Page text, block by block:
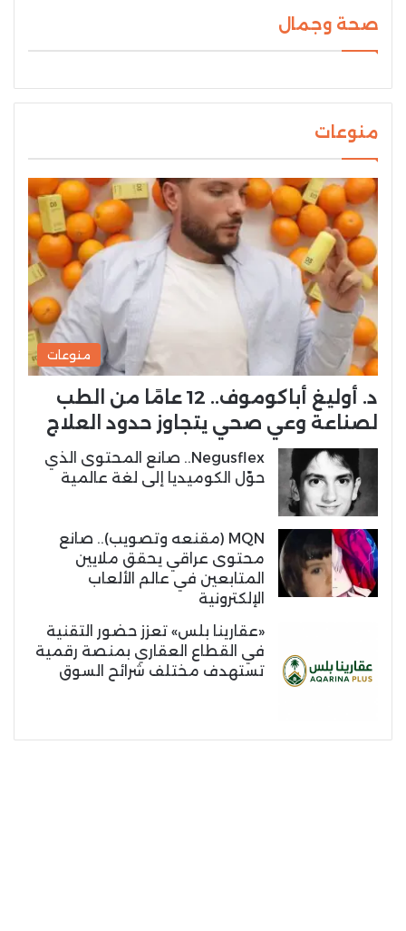
صحة وجمال
منوعات
منوعات
د. أوليغ أباكوموف.. 12 عامًا من الطب
لصناعة وعي صحي يتجاوز حدود العلاج
Negusflex.. صانع المحتوى الذي
حوّل الكوميديا إلى لغة عالمية
MQN (مقنعه وتصويب).. صانع
محتوى عراقي يحقق ملايين
المتابعين في عالم الألعاب
الإلكترونية
«عقارينا بلس» تعزز حضور التقنية
في القطاع العقاري بمنصة رقمية
تستهدف مختلف شرائح السوق